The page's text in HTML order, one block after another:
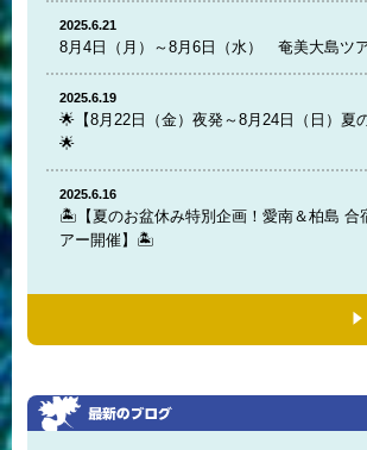
2025.6.21
8月4日（月）～8月6日（水） 奄美大島ツ
2025.6.19
🌟【8月22日（金）夜発～8月24日（日）夏
🌟
2025.6.16
🏝️【夏のお盆休み特別企画！愛南＆柏島 合
アー開催】🏝️